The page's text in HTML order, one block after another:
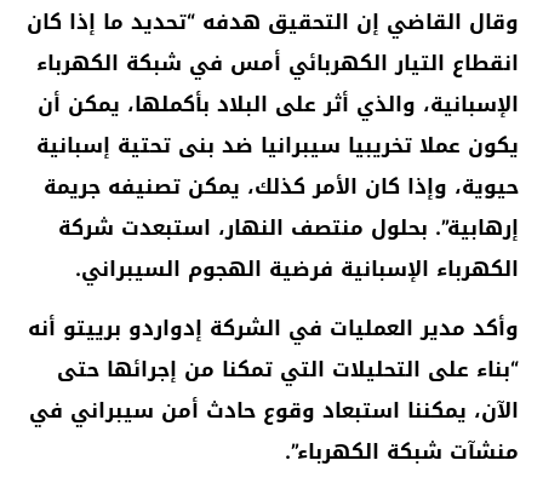
وقال القاضي إن التحقيق هدفه “تحديد ما إذا كان
انقطاع التيار الكهربائي أمس في شبكة الكهرباء
الإسبانية، والذي أثر على البلاد بأكملها، يمكن أن
يكون عملا تخريبيا سيبرانيا ضد بنى تحتية إسبانية
حيوية، وإذا كان الأمر كذلك، يمكن تصنيفه جريمة
إرهابية”. بحلول منتصف النهار، استبعدت شركة
الكهرباء الإسبانية فرضية الهجوم السيبراني.
وأكد مدير العمليات في الشركة إدواردو برييتو أنه
“بناء على التحليلات التي تمكنا من إجرائها حتى
الآن، يمكننا استبعاد وقوع حادث أمن سيبراني في
منشآت شبكة الكهرباء”.